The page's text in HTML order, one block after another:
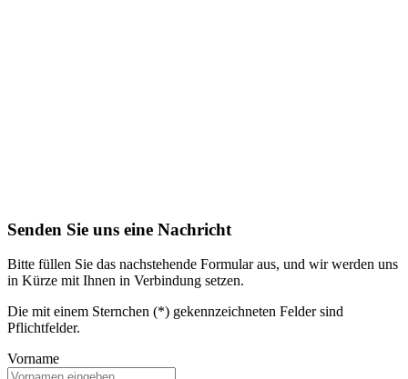
Senden Sie uns eine Nachricht
Bitte füllen Sie das nachstehende Formular aus, und wir werden uns
in Kürze mit Ihnen in Verbindung setzen.
Die mit einem Sternchen (*) gekennzeichneten Felder sind
Pflichtfelder.
Vorname